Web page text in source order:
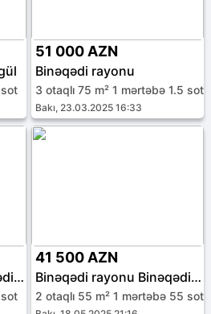
sot
51 000 AZN
Binəqədi rayonu
3 otaqlı 75 m² 1 mərtəbə 1.5 sot
Bakı, 23.03.2025 16:33
Binəqədi rayonu Binəqədi qəs.
sot
41 500 AZN
Binəqədi rayonu Binəqədi qəs.
2 otaqlı 55 m² 1 mərtəbə 55 sot